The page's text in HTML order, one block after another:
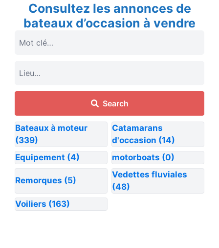
Consultez les annonces de
bateaux d’occasion à vendre
Search
Bateaux à moteur
(339)
Catamarans
d'occasion (14)
Equipement (4) motorboats (0)
Remorques (5)
Vedettes fluviales
(48)
Voiliers (163)